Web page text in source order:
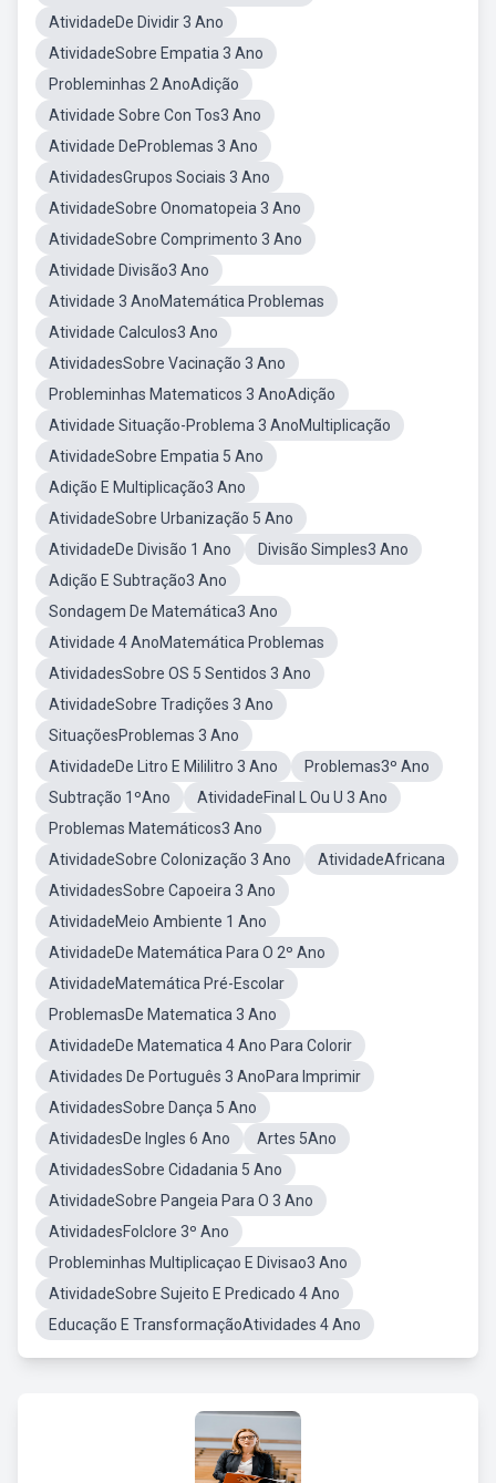
AtividadeDe Dividir 3 Ano
AtividadeSobre Empatia 3 Ano
Probleminhas 2 AnoAdição
Atividade Sobre Con Tos3 Ano
Atividade DeProblemas 3 Ano
AtividadesGrupos Sociais 3 Ano
AtividadeSobre Onomatopeia 3 Ano
AtividadeSobre Comprimento 3 Ano
Atividade Divisão3 Ano
Atividade 3 AnoMatemática Problemas
Atividade Calculos3 Ano
AtividadesSobre Vacinação 3 Ano
Probleminhas Matematicos 3 AnoAdição
Atividade Situação-Problema 3 AnoMultiplicação
AtividadeSobre Empatia 5 Ano
Adição E Multiplicação3 Ano
AtividadeSobre Urbanização 5 Ano
AtividadeDe Divisão 1 Ano
Divisão Simples3 Ano
Adição E Subtração3 Ano
Sondagem De Matemática3 Ano
Atividade 4 AnoMatemática Problemas
AtividadesSobre OS 5 Sentidos 3 Ano
AtividadeSobre Tradições 3 Ano
SituaçõesProblemas 3 Ano
AtividadeDe Litro E Mililitro 3 Ano
Problemas3º Ano
Subtração 1ºAno
AtividadeFinal L Ou U 3 Ano
Problemas Matemáticos3 Ano
AtividadeSobre Colonização 3 Ano
AtividadeAfricana
AtividadesSobre Capoeira 3 Ano
AtividadeMeio Ambiente 1 Ano
AtividadeDe Matemática Para O 2º Ano
AtividadeMatemática Pré-Escolar
ProblemasDe Matematica 3 Ano
AtividadeDe Matematica 4 Ano Para Colorir
Atividades De Português 3 AnoPara Imprimir
AtividadesSobre Dança 5 Ano
AtividadesDe Ingles 6 Ano
Artes 5Ano
AtividadesSobre Cidadania 5 Ano
AtividadeSobre Pangeia Para O 3 Ano
AtividadesFolclore 3º Ano
Probleminhas Multiplicaçao E Divisao3 Ano
AtividadeSobre Sujeito E Predicado 4 Ano
Educação E TransformaçãoAtividades 4 Ano